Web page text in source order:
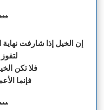
إن الخيل إذا شارفت
فلا تكن
فإنما